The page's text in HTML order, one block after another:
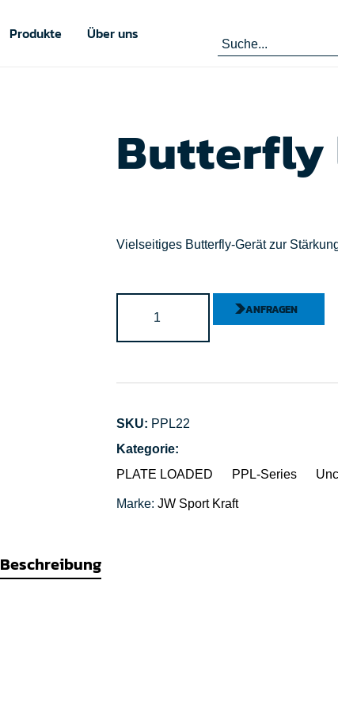
Produkte Über uns
Butterfly
Vielseitiges Butterfly-Gerät zur
ANFRAGEN
SKU: PPL22
Kategorie:
PLATE LOADED
PPL-Series
Marke: JW Sport Kraft
Beschreibung